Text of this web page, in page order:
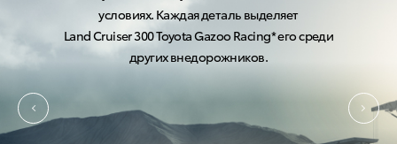
условиях. Каждая деталь выделяет
Land Cruiser 300Toyota Gazoo Racing*его среди
других внедорожников.
Land Cruiser 300
70-летняя годовщина — 70th Anniversary (Энниверсари)*